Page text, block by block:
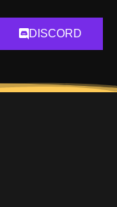
DISCORD